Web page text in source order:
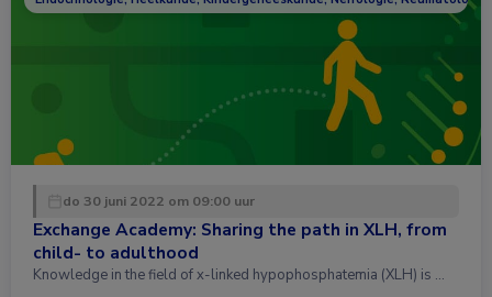
do 30 juni 2022 om 09:00 uur
Exchange Academy: Sharing the path in XLH, from
child- to adulthood
Knowledge in the field of x-linked hypophosphatemia (XLH) is …